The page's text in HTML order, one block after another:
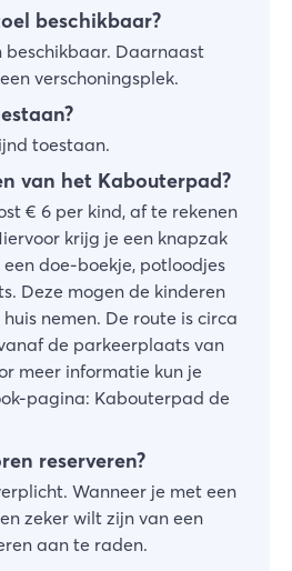
beschikbaar?
beschikbaar. Daarnaast
verschoningsplek.
toestaan.
van het Kabouterpad?
€ 6 per kind, af te rekenen
krijg je een knapzak
doe-boekje, potloodjes
Deze mogen de kinderen
nemen. De route is circa
de parkeerplaats van
meer informatie kun je
pagina: Kabouterpad de
reserveren?
Wanneer je met een
zeker wilt zijn van een
aan te raden.